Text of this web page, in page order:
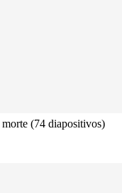
(74 diapositivos)